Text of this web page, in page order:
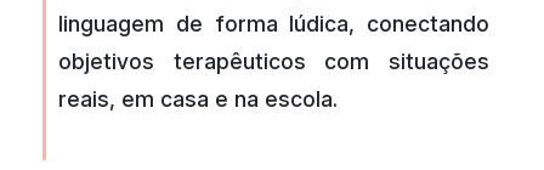
linguagem de forma lúdica, conectando
objetivos terapêuticos com situações
reais, em casa e na escola.